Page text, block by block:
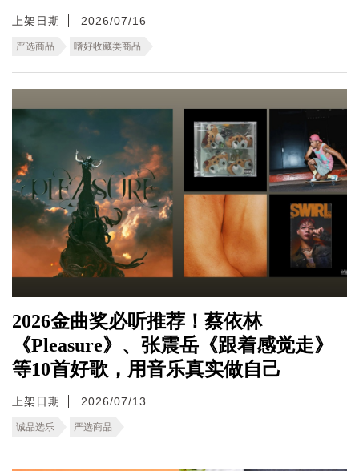
上架日期 2026/07/16
严选商品 嗜好收藏类商品
2026金曲奖必听推荐！蔡依林
《Pleasure》、张震岳《跟着感觉走》
等10首好歌，用音乐真实做自己
上架日期 2026/07/13
诚品选乐 严选商品